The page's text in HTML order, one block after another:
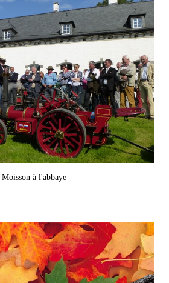
Moisson à l'abbaye